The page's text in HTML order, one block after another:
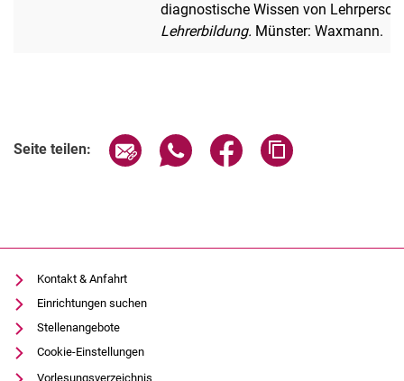
diagnostische Wissen von
Lehrerbildung. Münster: Waxmann.
Seite teilen: Seite über E-Mail teilen
Seite über WhatsApp teilen
Seite über Facebook
Kontakt & Anfahrt
Einrichtungen suchen
Stellenangebote
Cookie-Einstellungen
Vorlesungsverzeichnis